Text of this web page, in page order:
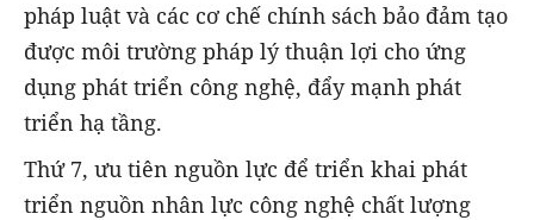
pháp luật và các cơ chế chính sách bảo đảm tạo
được môi trường pháp lý thuận lợi cho ứng
dụng phát triển công nghệ, đẩy mạnh phát
triển hạ tầng.
Thứ 7, ưu tiên nguồn lực để triển khai phát
triển nguồn nhân lực công nghệ chất lượng